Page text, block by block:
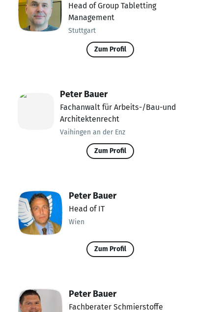
Head of Group Tabletting
Management
Stuttgart
Zum Profil
Peter Bauer
Fachanwalt für Arbeits-/Bau-und
Architektenrecht
Vaihingen an der Enz
Zum Profil
Peter Bauer
Head of IT
Wien
Zum Profil
Peter Bauer
Fachberater Schmierstoffe